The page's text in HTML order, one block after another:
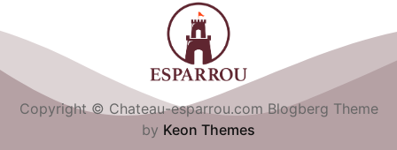
Copyright © Chateau-esparrou.com Blogberg Theme
by Keon Themes